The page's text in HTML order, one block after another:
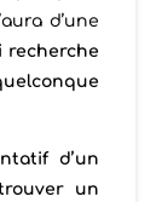
d’une
recherche
d’un
un